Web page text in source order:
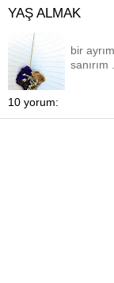
YAŞ ALMAK
bir
sanırım
10 yorum: